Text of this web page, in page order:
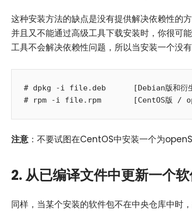
这种安装方法的缺点是没有提供解决依赖性的
并且又不能通过高级工具下载安装时，你很可
工具不会解决依赖性问题，所以当安装一个没
# dpkg -i file.deb      [Debian版和衍
注意 ：不要试图在CentOS中安装一个为
2. 从已编译文件中更新一个
同样，当某个安装的软件包不在中央仓库中时